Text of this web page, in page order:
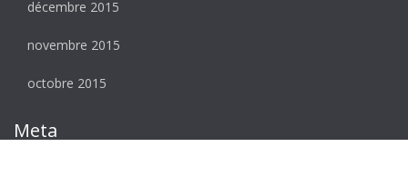
décembre 2015
novembre 2015
octobre 2015
Meta